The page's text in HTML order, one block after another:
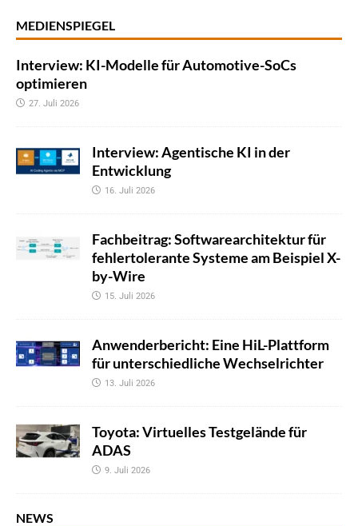
MEDIENSPIEGEL
Interview: KI-Modelle für Automotive-SoCs
optimieren
27. Juli 2026
Interview: Agentische KI in der
Entwicklung
16. Juli 2026
Fachbeitrag: Softwarearchitektur für
fehlertolerante Systeme am Beispiel X-
by-Wire
15. Juli 2026
Anwenderbericht: Eine HiL-Plattform
für unterschiedliche Wechselrichter
13. Juli 2026
Toyota: Virtuelles Testgelände für
ADAS
9. Juli 2026
NEWS